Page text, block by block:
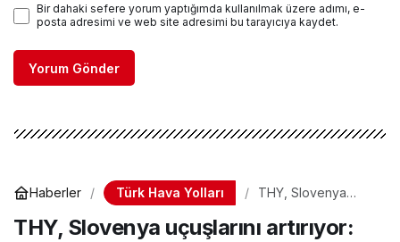
Bir dahaki sefere yorum yaptığımda kullanılmak üzere adımı, e-
posta adresimi ve web site adresimi bu tarayıcıya kaydet.
Yorum Gönder
Haberler Türk Hava Yolları
THY, Slovenya
Yazın haftada 18
sefer yapılacak
THY, Slovenya uçuşlarını artırıyor: